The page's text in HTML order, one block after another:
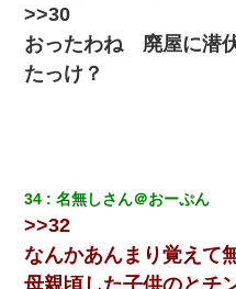
>>30
おったわね 廃屋に潜
たっけ？
34 名無しさん＠おーぷん
>>32
なんかあんまり覚えて
母親頃した子供のとチ